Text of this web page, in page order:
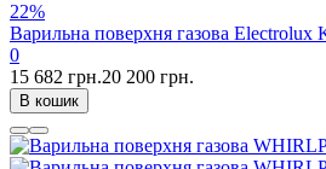
22%
Варильна поверхня газова Electrolux
0
15 682 грн.20 200 грн.
В кошик